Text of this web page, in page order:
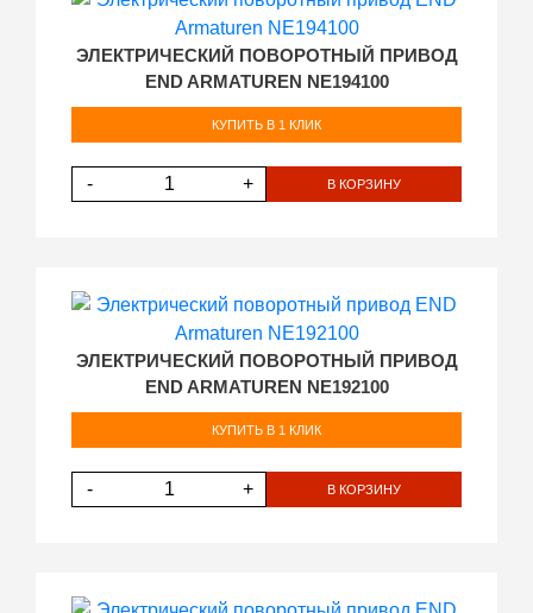
ЭЛЕКТРИЧЕСКИЙ ПОВОРОТНЫЙ ПРИВОД
END ARMATUREN NE194100
КУПИТЬ В 1 КЛИК
- + В КОРЗИНУ
ЭЛЕКТРИЧЕСКИЙ ПОВОРОТНЫЙ ПРИВОД
END ARMATUREN NE192100
КУПИТЬ В 1 КЛИК
- + В КОРЗИНУ